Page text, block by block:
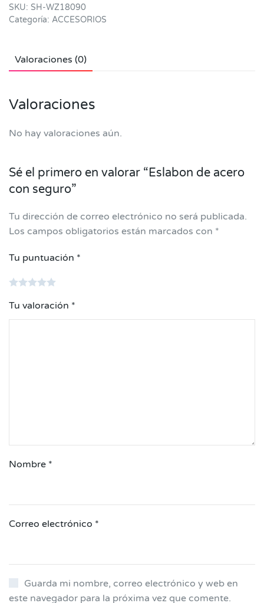
SKU: SH-WZ18090
Categoría: ACCESORIOS
Valoraciones (0)
Valoraciones
No hay valoraciones aún.
Sé el primero en valorar “Eslabon de acero
con seguro”
Tu dirección de correo electrónico no será publicada.
Los campos obligatorios están marcados con *
Tu puntuación *
Tu valoración *
Nombre *
Correo electrónico *
Guarda mi nombre, correo electrónico y web en
este navegador para la próxima vez que comente.